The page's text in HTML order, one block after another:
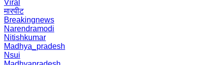
Viral
मारपीट
Breakingnews
Narendramodi
Nitishkumar
Madhya_pradesh
Nsui